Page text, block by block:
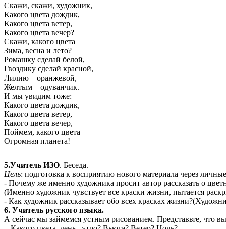
Скажи, скажи, художник,
Какого цвета дождик,
Какого цвета ветер,
Какого цвета вечер?
Скажи, какого цвета
Зима, весна и лето?
Ромашку сделай белой,
Гвоздику сделай красной,
Лилию – оранжевой,
Желтым – одуванчик.
И мы увидим тоже:
Какого цвета дождик,
Какого цвета ветер,
Какого цвета вечер,
Поймем, какого цвета
Огромная планета!
5.Учитель ИЗО. Беседа.
Цель: подготовка к восприятию нового материала через
- Почему же именно художника просит автор рассказать о
(Именно художник чувствует все краски жизни, пытается
- Как художник рассказывает обо всех красках
6. Учитель русского языка.
А сейчас мы займемся устным рисованием. Представьте, что